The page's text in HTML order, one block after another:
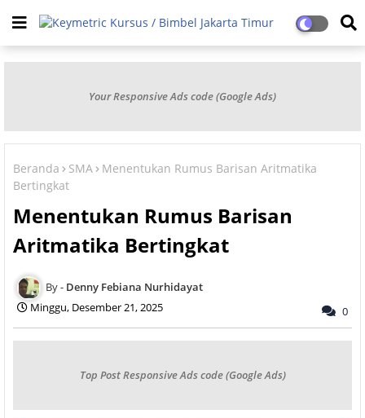
Your Responsive Ads code (Google Ads)
Beranda SMA
Menentukan Rumus Barisan Aritmatika
Bertingkat
Menentukan Rumus Barisan
Aritmatika Bertingkat
Denny Febiana Nurhidayat
Minggu, Desember 21, 2025
0
Top Post Responsive Ads code (Google Ads)